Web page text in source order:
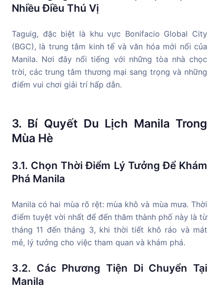
Nhiều Điều Thú Vị
Taguig, đặc biệt là khu vực Bonifacio Global City
(BGC), là trung tâm kinh tế và văn hóa mới nổi của
Manila. Nơi đây nổi tiếng với những tòa nhà chọc
trời, các trung tâm thương mại sang trọng và những
điểm vui chơi giải trí hấp dẫn.
3. Bí Quyết Du Lịch Manila Trong
Mùa Hè
3.1. Chọn Thời Điểm Lý Tưởng Để Khám
Phá Manila
Manila có hai mùa rõ rệt: mùa khô và mùa mưa. Thời
điểm tuyệt vời nhất để đến thăm thành phố này là từ
tháng 11 đến tháng 3, khi thời tiết khô ráo và mát
mẻ, lý tưởng cho việc tham quan và khám phá.
3.2. Các Phương Tiện Di Chuyển Tại
Manila